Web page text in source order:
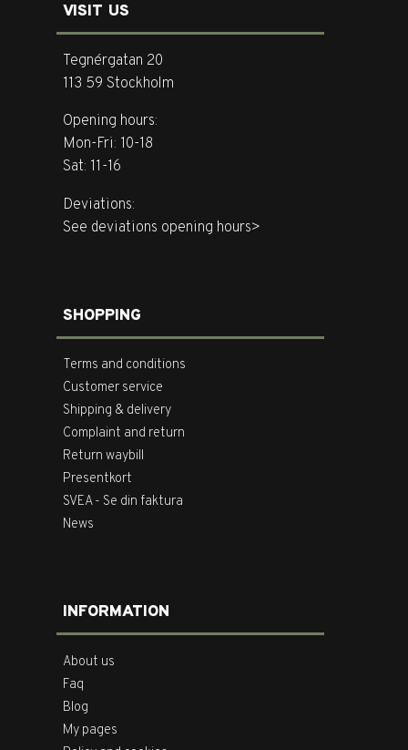
VISIT US
Tegnérgatan 20
113 59 Stockholm
Opening hours:
Mon-Fri: 10-18
Sat: 11-16
Deviations:
See deviations opening hours>
SHOPPING
Terms and conditions
Customer service
Shipping & delivery
Complaint and return
Return waybill
Presentkort
SVEA - Se din faktura
News
INFORMATION
About us
Faq
Blog
My pages